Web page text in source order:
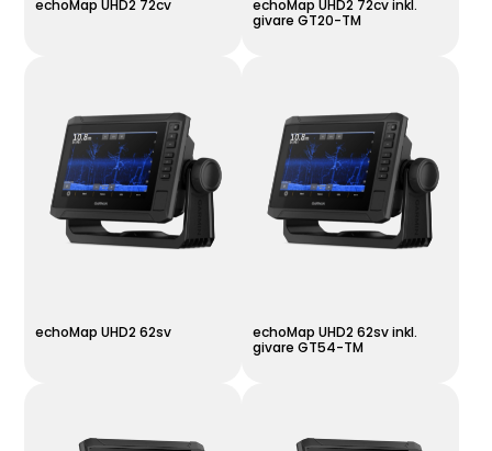
echoMap UHD2 72cv
echoMap UHD2 72cv inkl.
givare GT20-TM
echoMap UHD2 62sv
echoMap UHD2 62sv inkl.
givare GT54-TM